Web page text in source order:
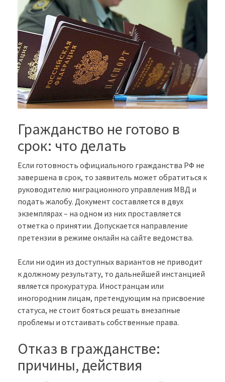
Гражданство не готово в
срок: что делать
Если готовность официального гражданства РФ не
завершена в срок, то заявитель может обратиться к
руководителю миграционного управления МВД и
подать жалобу. Документ составляется в двух
экземплярах – на одном из них проставляется
отметка о принятии. Допускается направление
претензии в режиме онлайн на сайте ведомства.
Если ни один из доступных вариантов не приводит
к должному результату, то дальнейшей инстанцией
является прокуратура. Иностранцам или
иногородним лицам, претендующим на присвоение
статуса, не стоит бояться решать внезапные
проблемы и отстаивать собственные права.
Отказ в гражданстве:
причины, действия